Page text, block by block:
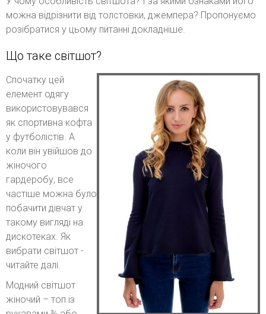
можна відрізнити від толстовки, джемпера? Пропонуємо
розібратися у цьому питанні докладніше.
Що таке світшот?
Спочатку цей
елемент одягу
використовувався
як спортивна кофта
у футболістів. А
коли він увійшов до
жіночого
гардеробу, все
частіше можна було
побачити дівчат у
такому вигляді на
дискотеках. Як
вибрати світшот -
читайте далі.
Модний світшот
жіночий – топ із